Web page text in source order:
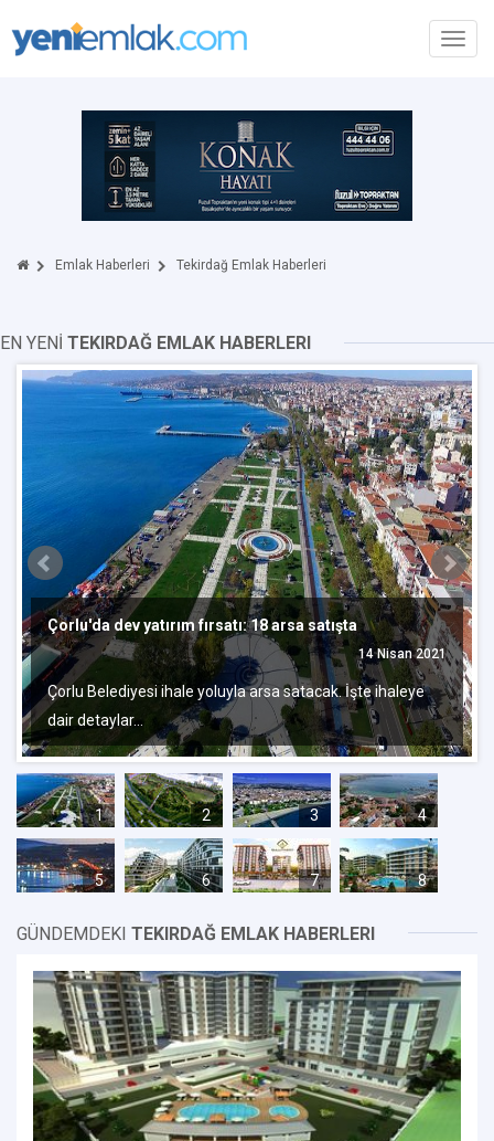
Emlak Haberleri Tekirdağ Emlak Haberleri
EN YENİ TEKIRDAĞ EMLAK HABERLERI
Çorlu'da dev yatırım fırsatı: 18 arsa satışta
14 Nisan 2021
Çorlu Belediyesi ihale yoluyla arsa satacak. İşte ihaleye
dair detaylar…
1 2 3 4
5 6 7 8
GÜNDEMDEKI TEKIRDAĞ EMLAK HABERLERI